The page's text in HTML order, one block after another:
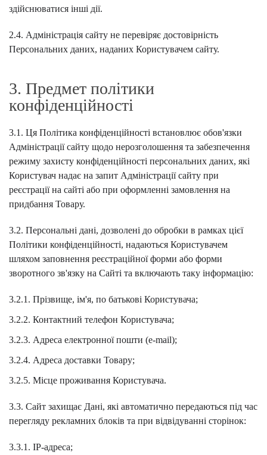
здійснюватися інші дії.
2.4. Адміністрація сайту не перевіряє достовірність
Персональних даних, наданих Користувачем сайту.
3. Предмет політики
конфіденційності
3.1. Ця Політика конфіденційності встановлює обов'язки
Адміністрації сайту щодо нерозголошення та забезпечення
режиму захисту конфіденційності персональних даних, які
Користувач надає на запит Адміністрації сайту при
реєстрації на сайті або при оформленні замовлення на
придбання Товару.
3.2. Персональні дані, дозволені до обробки в рамках цієї
Політики конфіденційності, надаються Користувачем
шляхом заповнення реєстраційної форми або форми
зворотного зв'язку на Сайті та включають таку інформацію:
3.2.1. Прізвище, ім'я, по батькові Користувача;
3.2.2. Контактний телефон Користувача;
3.2.3. Адреса електронної пошти (e-mail);
3.2.4. Адреса доставки Товару;
3.2.5. Місце проживання Користувача.
3.3. Сайт захищає Дані, які автоматично передаються під час
перегляду рекламних блоків та при відвідуванні сторінок:
3.3.1. IP-адреса;